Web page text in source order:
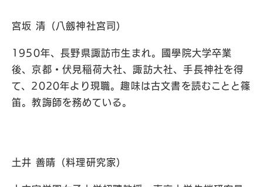
宮坂 清（八劔神社宮司）
1950年、長野県諏訪市生まれ。國學院大学卒業
後、京都・伏見稲荷大社、諏訪大社、手長神社を得
て、2020年より現職。趣味は古文書を読むことと篠
笛。教誨師を務めている。
土井 善晴（料理研究家）